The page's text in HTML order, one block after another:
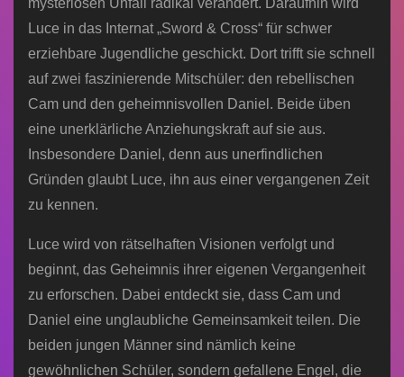
Luce in das Internat „Sword & Cross“ für schwer
erziehbare Jugendliche geschickt. Dort trifft sie schnell
auf zwei faszinierende Mitschüler: den rebellischen
Cam und den geheimnisvollen Daniel. Beide üben
eine unerklärliche Anziehungskraft auf sie aus.
Insbesondere Daniel, denn aus unerfindlichen
Gründen glaubt Luce, ihn aus einer vergangenen Zeit
zu kennen.
Luce wird von rätselhaften Visionen verfolgt und
beginnt, das Geheimnis ihrer eigenen Vergangenheit
zu erforschen. Dabei entdeckt sie, dass Cam und
Daniel eine unglaubliche Gemeinsamkeit teilen. Die
beiden jungen Männer sind nämlich keine
gewöhnlichen Schüler, sondern gefallene Engel, die